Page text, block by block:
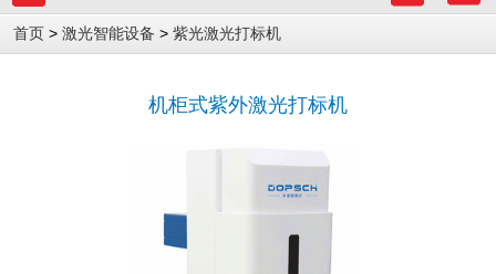
首页 > 激光智能设备 > 紫光激光打标机
机柜式紫外激光打标机